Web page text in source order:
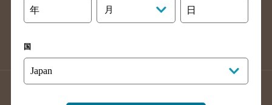
大分県のバー検索
熊本県のバー検索
年 月 日
国